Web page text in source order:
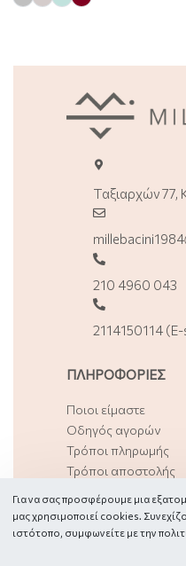
Ταξιαρχών 77,
210 4960 043
2114150114
ΠΛΗΡΟΦΟΡΙΕΣ
Ποιοι είμαστε
Οδηγός αγορών
Τρόποι πληρωμής
Τρόποι αποστολής
Επιστροφές –
Φόρμα επιστροφών
Όροι χρήσης
Για να σας προσφέρουμε μια
μας χρησιμοποιεί cookies.
ιστότοπο, συμφωνείτε με την